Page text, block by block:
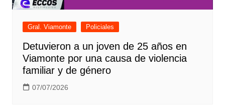
Gral. Viamonte Policiales
Detuvieron a un joven de 25 años en
Viamonte por una causa de violencia
familiar y de género
07/07/2026